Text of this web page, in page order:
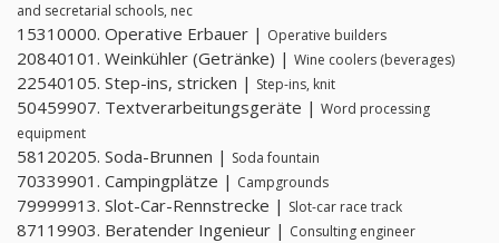
and secretarial schools, nec
15310000. Operative Erbauer | Operative builders
20840101. Weinkühler (Getränke) | Wine coolers (beverages)
22540105. Step-ins, stricken | Step-ins, knit
50459907. Textverarbeitungsgeräte | Word processing
equipment
58120205. Soda-Brunnen | Soda fountain
70339901. Campingplätze | Campgrounds
79999913. Slot-Car-Rennstrecke | Slot-car race track
87119903. Beratender Ingenieur | Consulting engineer